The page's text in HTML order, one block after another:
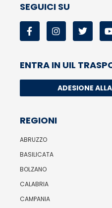
SEGUICI SU
ENTRA IN UIL
ADESIONE
REGIONI
ABRUZZO
BASILICATA
BOLZANO
CALABRIA
CAMPANIA